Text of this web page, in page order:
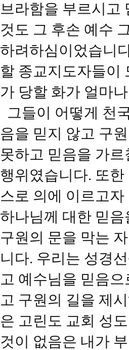
브라함을 부르시고
것도 그 후손 예수
하려하심이었습니
할 종교지도자들이
가 당할 화가 얼마
그들이 어떻게 천
음을 믿지 않고 구
못하고 믿음을 가
행위였습니다. 또
스로 의에 이르고
하나님께 대한 믿
구원의 문을 막는
니다. 우리는 성경
고 예수님을 믿음
고 구원의 길을 제
은 고린도 교회 성
것이 없음은 내가